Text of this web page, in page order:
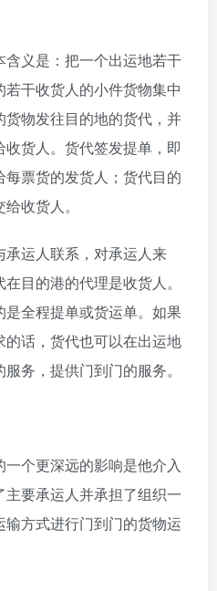
义是：把一个出运地若干
干收货人的小件货物集中
物发往目的地的货代，并
货人。货代签发提单，即
票货的发货人；货代目的
收货人。
运人联系，对承运人来
目的港的代理是收货人。
全程提单或货运单。如果
话，货代也可以在出运地
务，提供门到门的服务。
个更深远的影响是他介入
要承运人并承担了组织一
方式进行门到门的货物运